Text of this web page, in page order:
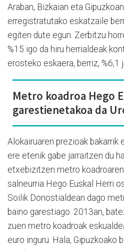
Araban, Bizkaian eta
erregistratutako eskatzaile
egiten dute egun. Zerbitzu
%15 igo da hiru herrialdeak
erosteko eskaera, berriz, %6,1
Metro koadroa Hego
garestienetakoa da
Alokairuaren prezioak bakarrik
ere etenik gabe jarraitzen du
etxebizitzen metro
salneurria Hego Euskal Herri
Soilik Donostialdean dago
baino garestiago. 2013an,
zuen metro koadroak
euro inguru. Hala, Gipuzkoako